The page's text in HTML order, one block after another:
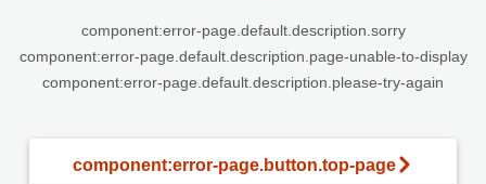
component:error-page.default.description.sorry
component:error-page.default.description.page-unable-to-display
component:error-page.default.description.please-try-again
component:error-page.button.top-page